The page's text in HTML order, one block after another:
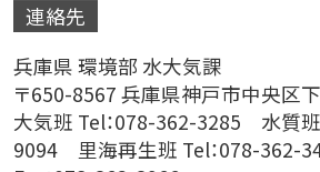
連絡先
兵庫県 環境部 水大気課
〒650-8567 兵庫県神戸市中央区
大気班 Tel：078-362-3285 水質
9094 里海再生班 Tel：078-362-